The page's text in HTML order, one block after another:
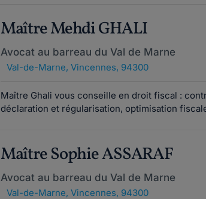
Maître Mehdi GHALI
Avocat au barreau du Val de Marne
Val-de-Marne, Vincennes, 94300
Maître Ghali vous conseille en droit fiscal :
déclaration et régularisation, optimisation
Maître Sophie ASSARAF
Avocat au barreau du Val de Marne
Val-de-Marne, Vincennes, 94300